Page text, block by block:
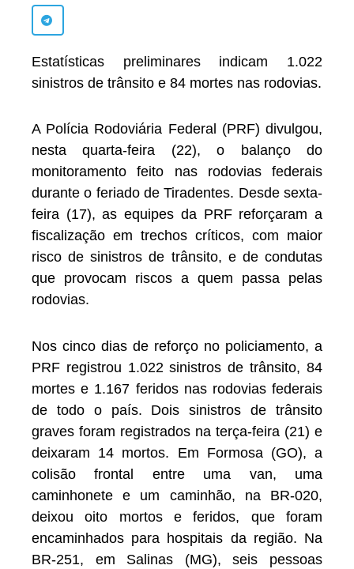
Estatísticas preliminares indicam 1.022
sinistros de trânsito e 84 mortes nas rodovias.
A Polícia Rodoviária Federal (PRF) divulgou,
nesta quarta-feira (22), o balanço do
monitoramento feito nas rodovias federais
durante o feriado de Tiradentes. Desde sexta-
feira (17), as equipes da PRF reforçaram a
fiscalização em trechos críticos, com maior
risco de sinistros de trânsito, e de condutas
que provocam riscos a quem passa pelas
rodovias.
Nos cinco dias de reforço no policiamento, a
PRF registrou 1.022 sinistros de trânsito, 84
mortes e 1.167 feridos nas rodovias federais
de todo o país. Dois sinistros de trânsito
graves foram registrados na terça-feira (21) e
deixaram 14 mortos. Em Formosa (GO), a
colisão frontal entre uma van, uma
caminhonete e um caminhão, na BR-020,
deixou oito mortos e feridos, que foram
encaminhados para hospitais da região. Na
BR-251, em Salinas (MG), seis pessoas